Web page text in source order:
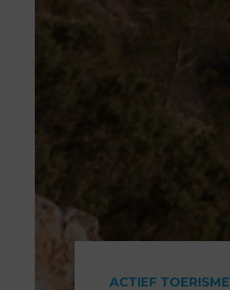
ACTIEF TOERISME